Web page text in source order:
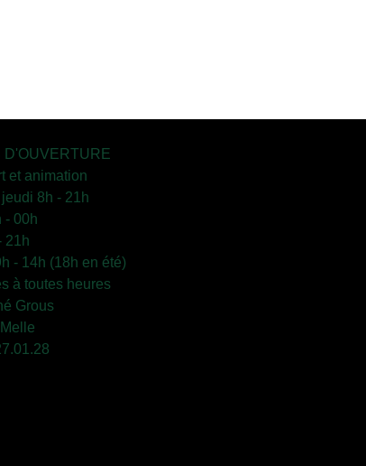
D'OUVERTURE
et animation
8h - 21h
- 00h
21h
- 14h (18h en été)
à toutes heures
Grous